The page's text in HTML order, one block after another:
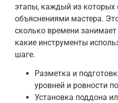
этапы, каждый из которых
объяснениями мастера.
сколько времени
какие инструменты
шаге.
Разметка и
уровней и ровности
Установка поддона